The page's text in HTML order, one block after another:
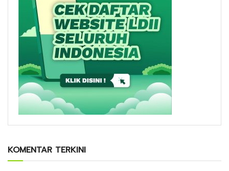
KOMENTAR TERKINI